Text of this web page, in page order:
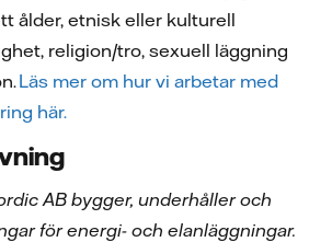
ålder, etnisk eller kulturell
religion/tro, sexuell läggning
Läs mer om hur vi arbetar med
här.
AB bygger, underhåller och
för energi- och elanläggningar.